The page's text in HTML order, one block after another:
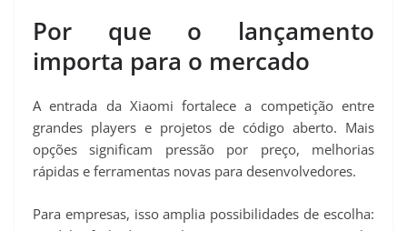
Por que o lançamento
importa para o mercado
A entrada da Xiaomi fortalece a competição entre
grandes players e projetos de código aberto. Mais
opções significam pressão por preço, melhorias
rápidas e ferramentas novas para desenvolvedores.
Para empresas, isso amplia possibilidades de escolha: